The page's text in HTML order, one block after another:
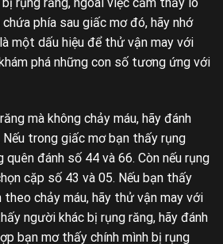
phía sau giấc mơ đó, hãy nhớ
một dấu hiệu để thử vận may với
phá những con số tương ứng với
mà không chảy máu, hãy đánh
trong giấc mơ bạn thấy rụng
đánh số 44 và 66. Còn nếu rụng
cặp số 43 và 05. Nếu bạn thấy
theo chảy máu, hãy thử vận may với
người khác bị rụng răng, hãy đánh
bạn mơ thấy chính mình bị rụng